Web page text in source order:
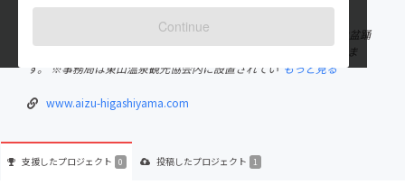
Continue
出身国：日本 出身地：福島県
東山盆踊り実行委員会です。 今年（2024年）80周年を迎える東山盆踊
りの5年ぶりの復活開催に向けクラウドファンディングに取り組みま
す。 ※事務局は東山温泉観光協会内に設置されてい もっと見る
www.aizu-higashiyama.com
支援したプロジェクト 0 投稿したプロジェクト 1